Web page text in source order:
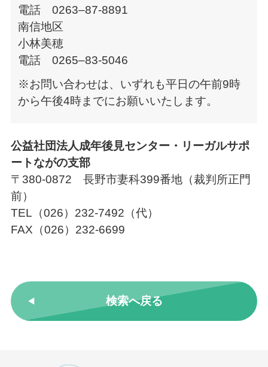
電話 0263–87-8891
南信地区
小林美穂
電話 0265–83-5046
※お問い合わせは、いずれも平日の午前9時
から午後4時までにお願いいたします。
公益社団法人成年後見センター・リーガルサポ
ートながの支部
〒380-0872 長野市妻科399番地（裁判所正門
前）
TEL（026）232-7492（代）
FAX（026）232-6699
検索へ戻る